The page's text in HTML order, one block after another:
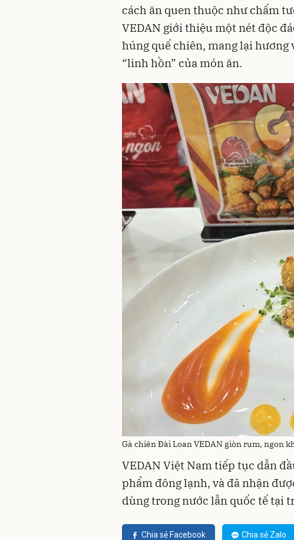
cách ăn quen thuộc như chấm
VEDAN giới thiệu một nét độc
húng quế chiên, mang lại hương
“linh hồn” của món ăn.
Gà chiên Đài Loan VEDAN giòn rụm, ngon
VEDAN Việt Nam tiếp tục dẫn
phẩm đông lạnh, và đã nhận
dùng trong nước lẫn quốc tế tại
Chia sẻ Facebook Chia sẻ Zalo